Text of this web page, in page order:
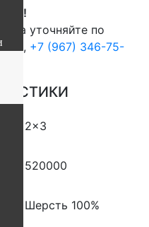
уточняйте по
32 , +7 (967) 346-75-
2×3
520000
Шерсть 100%